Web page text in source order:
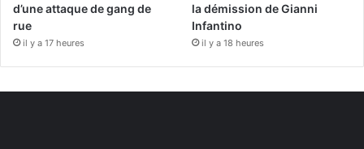
d’une attaque de gang de
rue
il y a 17 heures
la démission de Gianni
Infantino
il y a 18 heures